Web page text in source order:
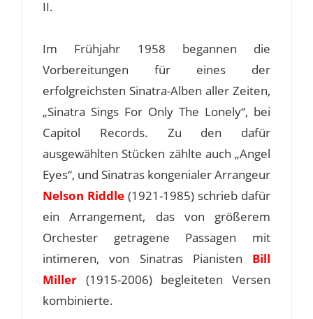
II.
Im Frühjahr 1958 begannen die
Vorbereitungen für eines der
erfolgreichsten Sinatra-Alben aller Zeiten,
„Sinatra Sings For Only The Lonely“, bei
Capitol Records. Zu den dafür
ausgewählten Stücken zählte auch „Angel
Eyes“, und Sinatras kongenialer Arrangeur
Nelson Riddle (1921-1985) schrieb dafür
ein Arrangement, das von größerem
Orchester getragene Passagen mit
intimeren, von Sinatras Pianisten Bill
Miller (1915-2006) begleiteten Versen
kombinierte.